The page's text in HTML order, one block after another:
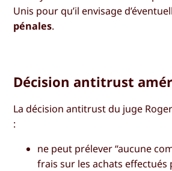
Unis pour qu’il envisage
pénales.
Décision antitrust
La décision antitrust du juge
:
ne peut prélever “aucune
frais sur les achats effectués